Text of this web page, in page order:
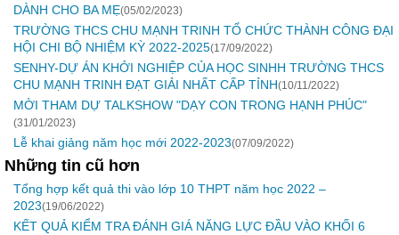
DÀNH CHO BA MẸ(05/02/2023)
TRƯỜNG THCS CHU MẠNH TRINH TỔ CHỨC THÀNH CÔNG ĐẠI
HỘI CHI BỘ NHIỆM KỲ 2022-2025(17/09/2022)
SENHY-DỰ ÁN KHỞI NGHIỆP CỦA HỌC SINHH TRƯỜNG THCS
CHU MẠNH TRINH ĐẠT GIẢI NHẤT CẤP TỈNH(10/11/2022)
MỜI THAM DỰ TALKSHOW "DẠY CON TRONG HẠNH PHÚC"
(31/01/2023)
Lễ khai giảng năm học mới 2022-2023(07/09/2022)
Những tin cũ hơn
Tổng hợp kết quả thi vào lớp 10 THPT năm học 2022 –
2023(19/06/2022)
KẾT QUẢ KIỂM TRA ĐÁNH GIÁ NĂNG LỰC ĐẦU VÀO KHỐI 6